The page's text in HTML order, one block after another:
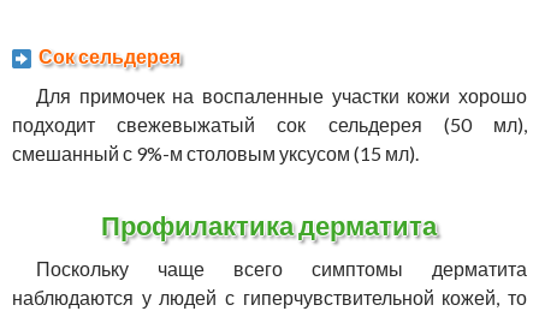
Сок сельдерея
Для примочек на воспаленные участки кожи хорошо
подходит свежевыжатый сок сельдерея (50 мл),
смешанный с 9%-м столовым уксусом (15 мл).
Профилактика дерматита
Поскольку чаще всего симптомы дерматита
наблюдаются у людей с гиперчувствительной кожей, то